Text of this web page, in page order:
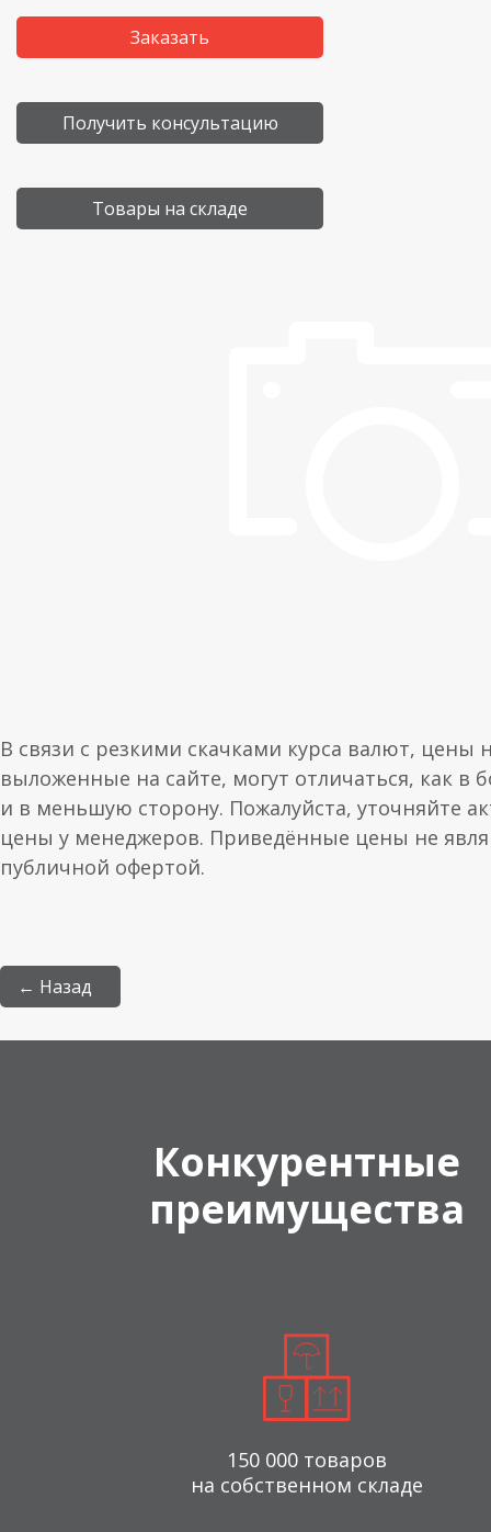
Заказать
Получить консультацию
Товары на складе
В связи с резкими скачками курса валют, цены
выложенные на сайте, могут отличаться, как в
и в меньшую сторону. Пожалуйста, уточняйте
цены у менеджеров. Приведённые цены не
публичной офертой.
← Назад
Конкурентные
преимущества
150 000 товаров
на собственном складе